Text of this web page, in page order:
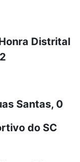
Distrital
Santas, 0
do SC